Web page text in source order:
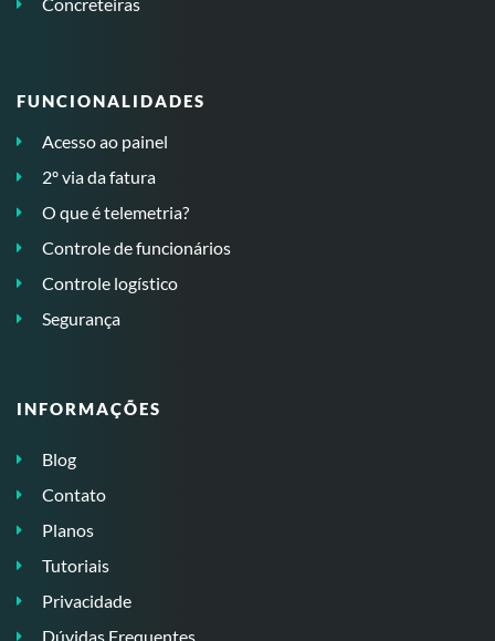
Concreteiras
FUNCIONALIDADES
Acesso ao painel
2º via da fatura
O que é telemetria?
Controle de funcionários
Controle logístico
Segurança
INFORMAÇÕES
Blog
Contato
Planos
Tutoriais
Privacidade
Dúvidas Frequentes